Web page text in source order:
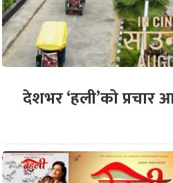
देशभर ‘हली’को प्रचार